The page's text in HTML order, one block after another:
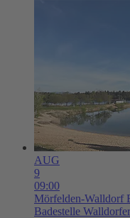
AUG
9
09:00
Mörfelden-Walldorf
Badestelle